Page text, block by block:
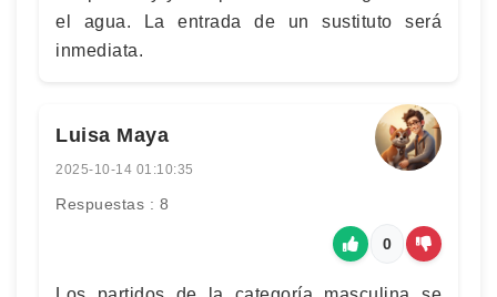
el agua. La entrada de un sustituto será
inmediata.
Luisa Maya
2025-10-14 01:10:35
Respuestas : 8
0